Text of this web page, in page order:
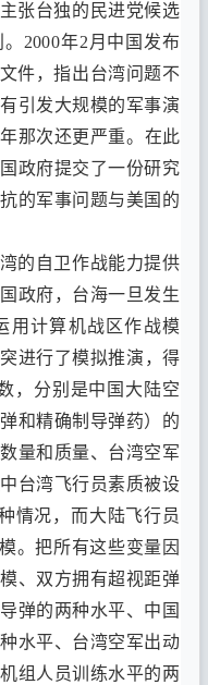
张台独的民进党候选
。2000年2月中国发布
件，指出台湾问题不
引发大规模的军事演
年那次还更严重。 在此
政府提交了一份研究
的军事问题与美国的
的自卫作战能力提供
政府， 台海一旦发生
用计算机战区作战模
进行了模拟推演 ，得
， 分别是中国大陆空
和精确制导弹药）
的
量和质量、 台湾空军
台湾飞行员素质被设
情况， 而大陆飞行员
。把所有这些变量因
、 双方拥有超视距弹
弹的两种水平、 中国
水平、 台湾空军出动
组人员训练水平的两